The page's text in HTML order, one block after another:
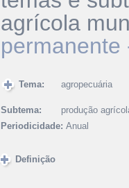
agrícola
permanente
Tema: agropecuária
Subtema:
produção
Periodicidade: Anual
Definição